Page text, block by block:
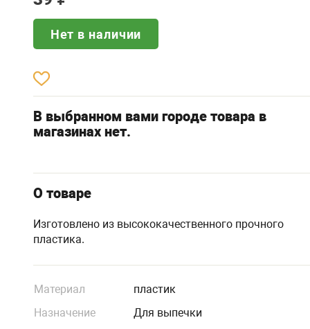
Нет в наличии
В выбранном вами городе товара в
магазинах нет.
О товаре
Изготовлено из высококачественного прочного
пластика.
Материал
пластик
Назначение
Для выпечки